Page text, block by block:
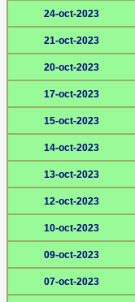
24-oct-2023
21-oct-2023
20-oct-2023
17-oct-2023
15-oct-2023
14-oct-2023
13-oct-2023
12-oct-2023
10-oct-2023
09-oct-2023
07-oct-2023